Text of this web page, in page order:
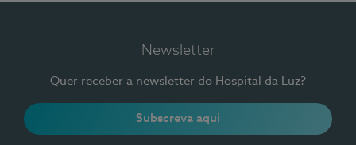
Newsletter
Quer receber a newsletter do Hospital da Luz?
Subscreva aqui